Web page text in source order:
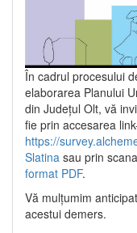
În cadrul procesului
elaborarea Planului
din Județul Olt, vă
fie prin accesarea
https://
Slatina sau prin
format PDF.
Vă mulţumim
acestui demers.